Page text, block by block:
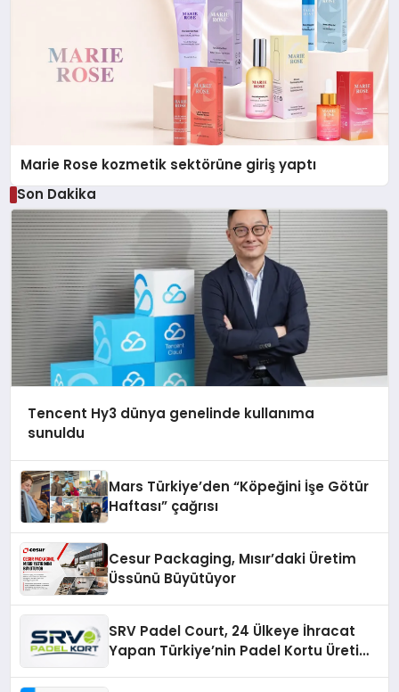
Marie Rose kozmetik sektörüne giriş yaptı
Son Dakika
Tencent Hy3 dünya genelinde kullanıma
sunuldu
Mars Türkiye’den “Köpeğini İşe Götür
Haftası” çağrısı
Cesur Packaging, Mısır’daki Üretim
Üssünü Büyütüyor
SRV Padel Court, 24 Ülkeye İhracat
Yapan Türkiye’nin Padel Kortu Üretim